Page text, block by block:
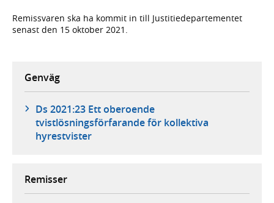
Remissvaren ska ha kommit in till Justitie­departementet
senast den 15 oktober 2021.
Genväg
Ds 2021:23 Ett oberoende
tvistlösningsförfarande för kollektiva
hyrestvister
Remisser